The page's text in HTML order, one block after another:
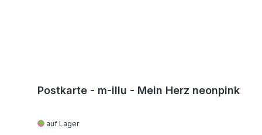
Postkarte - m-illu - Mein Herz neonpink
auf Lager